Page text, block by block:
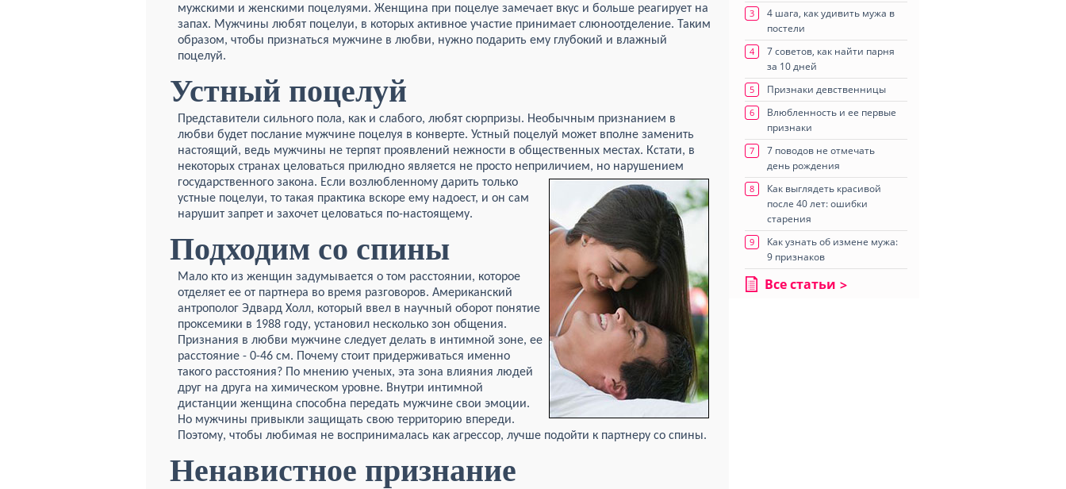
мужскими и женскими поцелуями. Женщина при поцелуе замечает вкус и больше реагирует на
запах. Мужчины любят поцелуи, в которых активное участие принимает слюноотделение. Таким
образом, чтобы признаться мужчине в любви, нужно подарить ему глубокий и влажный
поцелуй.
Устный поцелуй
Представители сильного пола, как и слабого, любят сюрпризы. Необычным признанием в
любви будет послание мужчине поцелуя в конверте. Устный поцелуй может вполне заменить
настоящий, ведь мужчины не терпят проявлений нежности в общественных местах. Кстати, в
некоторых странах целоваться прилюдно является не просто неприличием, но нарушением
государственного закона. Если возлюбленному дарить только
устные поцелуи, то такая практика вскоре ему надоест, и он сам
нарушит запрет и захочет целоваться по-настоящему.
Подходим со спины
Мало кто из женщин задумывается о том расстоянии, которое
отделяет ее от партнера во время разговоров. Американский
антрополог Эдвард Холл, который ввел в научный оборот понятие
проксемики в 1988 году, установил несколько зон общения.
Признания в любви мужчине следует делать в интимной зоне, ее
расстояние - 0-46 см. Почему стоит придерживаться именно
такого расстояния? По мнению ученых, эта зона влияния людей
друг на друга на химическом уровне. Внутри интимной
дистанции женщина способна передать мужчине свои эмоции.
Но мужчины привыкли защищать свою территорию впереди.
Поэтому, чтобы любимая не воспринималась как агрессор, лучше подойти к партнеру со спины.
Ненавистное признание
3
4 шага, как удивить мужа в
постели
4
7 советов, как найти парня
за 10 дней
5 Признаки девственницы
6
Влюбленность и ее первые
признаки
7
7 поводов не отмечать
день рождения
8
Как выглядеть красивой
после 40 лет: ошибки
старения
9
Как узнать об измене мужа:
9 признаков
Все статьи